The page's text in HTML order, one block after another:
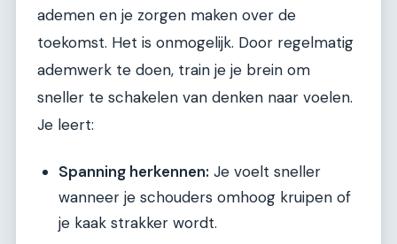
ademen en je zorgen maken over de
toekomst. Het is onmogelijk. Door regelmatig
ademwerk te doen, train je je brein om
sneller te schakelen van denken naar voelen.
Je leert:
Spanning herkennen: Je voelt sneller
wanneer je schouders omhoog kruipen of
je kaak strakker wordt.